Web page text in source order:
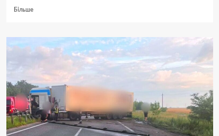
БільшеДокладніше
УАФ
розглядає
стосовно
оренди
міського
стадіону